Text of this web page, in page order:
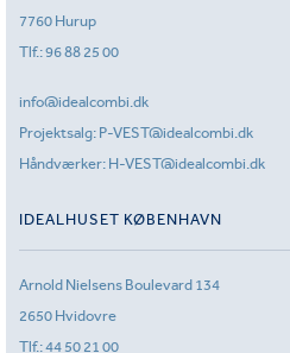
7760 Hurup
Tlf.:96 88 25 00
info@idealcombi.dk
Projektsalg: P-VEST@idealcombi.dk
Håndværker: H-VEST@idealcombi.dk
IDEALHUSET KØBENHAVN
Arnold Nielsens Boulevard 134
2650 Hvidovre
Tlf.:44 50 21 00